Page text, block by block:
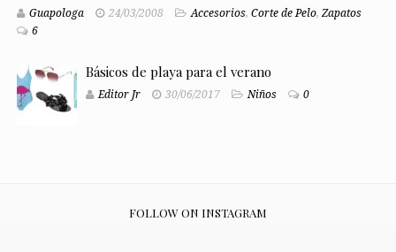
Guapologa 24/03/2008 Accesorios, Corte de Pelo, Zapatos
6
Básicos de playa para el verano
Editor Jr 30/06/2017 Niños 0
FOLLOW ON INSTAGRAM